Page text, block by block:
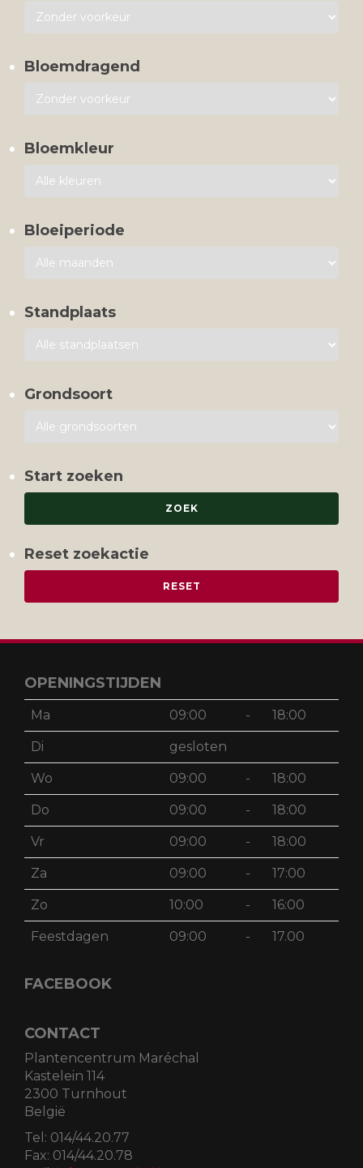
Bloemdragend
Bloemkleur
Bloeiperiode
Standplaats
Grondsoort
Start zoeken
Reset zoekactie
OPENINGSTIJDEN
Ma 09:00 - 18:00
Di gesloten
Wo 09:00 - 18:00
Do 09:00 - 18:00
Vr 09:00 - 18:00
Za 09:00 - 17:00
Zo 10:00 - 16:00
Feestdagen 09:00 - 17.00
FACEBOOK
CONTACT
Plantencentrum Maréchal
Kastelein 114
2300 Turnhout
België
Tel: 014/44.20.77
Fax: 014/44.20.78